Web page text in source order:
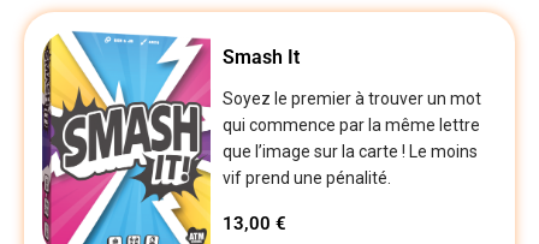
Smash It
Soyez le premier à trouver un mot
qui commence par la même lettre
que l’image sur la carte ! Le moins
vif prend une pénalité.
13,00€